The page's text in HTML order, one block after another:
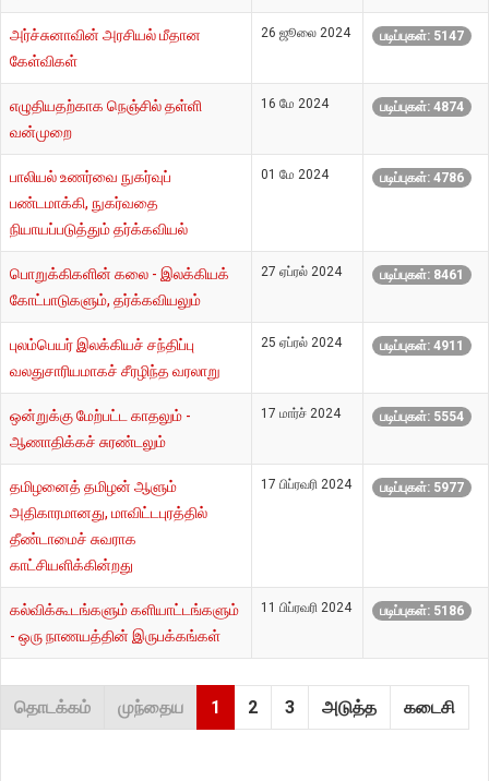
அர்ச்சுனாவின் அரசியல் மீதான
கேள்விகள்
26 ஜூலை 2024 படிப்புகள்: 5147
எழுதியதற்காக நெஞ்சில் தள்ளி
வன்முறை
16 மே 2024 படிப்புகள்: 4874
பாலியல் உணர்வை நுகர்வுப்
பண்டமாக்கி, நுகர்வதை
நியாயப்படுத்தும் தர்க்கவியல்
01 மே 2024 படிப்புகள்: 4786
பொறுக்கிகளின் கலை - இலக்கியக்
கோட்பாடுகளும், தர்க்கவியலும்
27 ஏப்ரல் 2024 படிப்புகள்: 8461
புலம்பெயர் இலக்கியச் சந்திப்பு
வலதுசாரியமாகச் சீரழிந்த வரலாறு
25 ஏப்ரல் 2024 படிப்புகள்: 4911
ஒன்றுக்கு மேற்பட்ட காதலும் -
ஆணாதிக்கச் சுரண்டலும்
17 மார்ச் 2024 படிப்புகள்: 5554
தமிழனைத் தமிழன் ஆளும்
அதிகாரமானது, மாவிட்டபுரத்தில்
தீண்டாமைச் சுவராக
காட்சியளிக்கின்றது
17 பிப்ரவரி 2024 படிப்புகள்: 5977
கல்விக்கூடங்களும் களியாட்டங்களும்
- ஒரு நாணயத்தின் இருபக்கங்கள்
11 பிப்ரவரி 2024 படிப்புகள்: 5186
தொடக்கம் முந்தைய 1 2 3 அடுத்த கடைசி